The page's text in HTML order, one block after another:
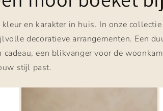
en karakter in huis. In onze
decoratieve arrangementen. Een
cadeau, een blikvanger voor de
stijl past.